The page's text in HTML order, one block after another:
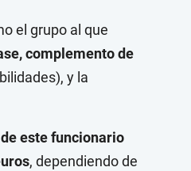
el grupo al que
complemento de
y la
este funcionario
, dependiendo de